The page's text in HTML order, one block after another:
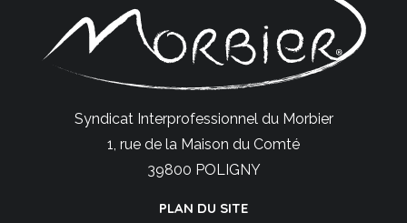
Syndicat Interprofessionnel du Morbier
1, rue de la Maison du Comté
39800 POLIGNY
PLAN DU SITE